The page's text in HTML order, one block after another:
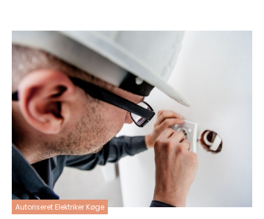
Autoriseret Elektriker Køge